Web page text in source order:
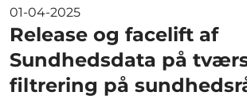
01-04-2025
Release og facelift af
Sundhedsdata på
filtrering på